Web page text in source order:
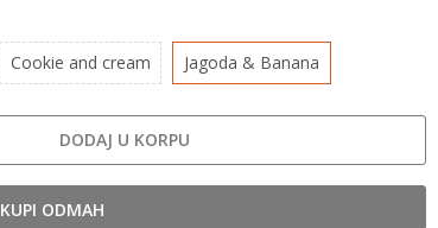
Cookie and cream Jagoda & Banana
DODAJ U KORPU
KUPI ODMAH